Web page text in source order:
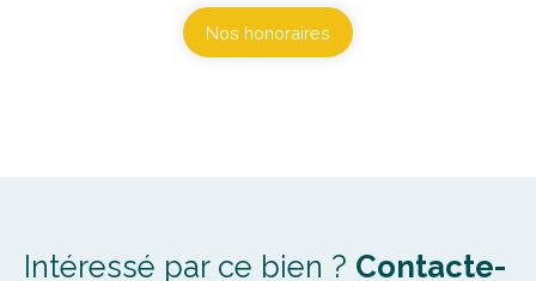
Nos honoraires
Intéressé par ce bien ? Contacte-